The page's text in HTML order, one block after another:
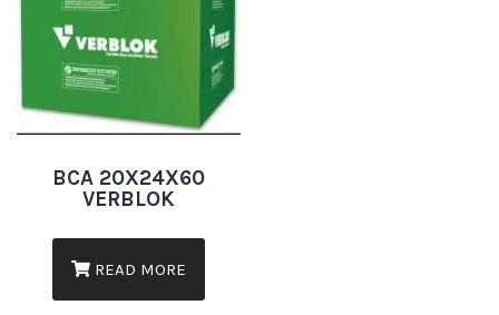
BCA 20X24X60
VERBLOK
READ MORE